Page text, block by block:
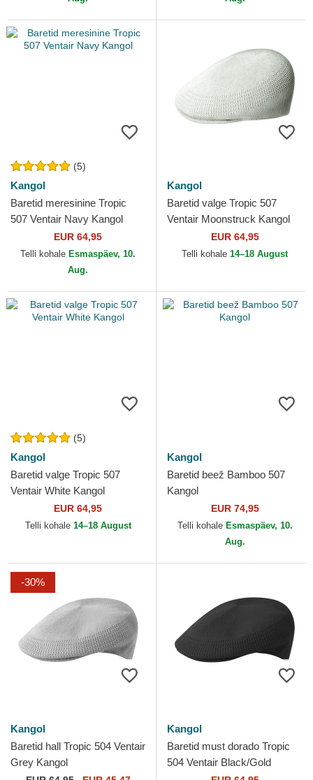
(5)
Kangol
Baretid meresinine Tropic
507 Ventair Navy Kangol
EUR 64,95
Telli kohale Esmaspäev, 10.
Aug.
Kangol
Baretid valge Tropic 507
Ventair Moonstruck Kangol
EUR 64,95
Telli kohale 14–18 August
(5)
Kangol
Baretid valge Tropic 507
Ventair White Kangol
EUR 64,95
Telli kohale 14–18 August
Kangol
Baretid beež Bamboo 507
Kangol
EUR 74,95
Telli kohale Esmaspäev, 10.
Aug.
-30%
Kangol
Baretid hall Tropic 504 Ventair
Grey Kangol
Kangol
Baretid must dorado Tropic
504 Ventair Black/Gold